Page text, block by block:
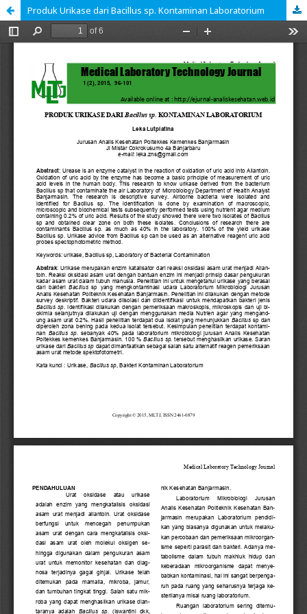
Produk Urikase dari Bacillus sp. Kontaminan Laboratorium